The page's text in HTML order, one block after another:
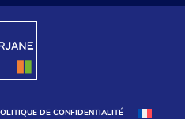
DE CONFIDENTIALITÉ